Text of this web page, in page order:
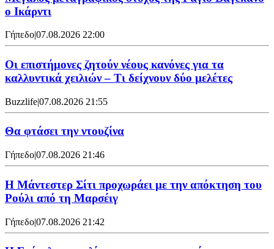
ο Ικάρντι
Γήπεδο|07.08.2026 22:00
Οι επιστήμονες ζητούν νέους κανόνες για τα
καλλυντικά χειλιών – Τι δείχνουν δύο μελέτες
Buzzlife|07.08.2026 21:55
Θα φτάσει την ντουζίνα
Γήπεδο|07.08.2026 21:46
Η Μάντεστερ Σίτι προχωράει με την απόκτηση του
Ρούλι από τη Μαρσέιγ
Γήπεδο|07.08.2026 21:42